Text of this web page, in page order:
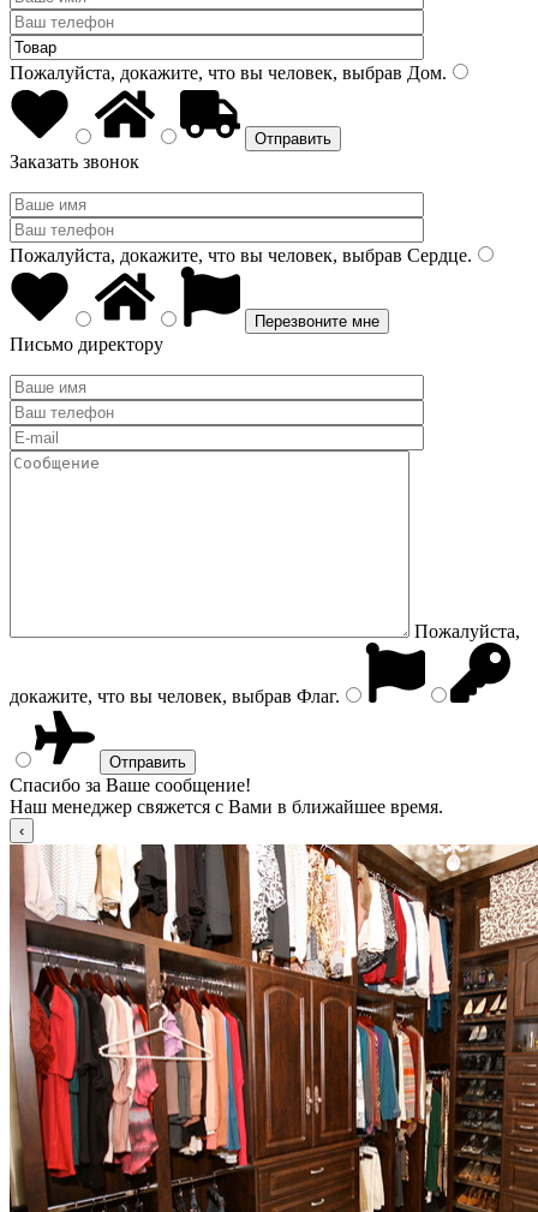
Пожалуйста, докажите, что вы человек, выбрав Дом.
Заказать звонок
Пожалуйста, докажите, что вы человек, выбрав Сердце.
Письмо директору
Пожалуйста,
докажите, что вы человек, выбрав Флаг.
Спасибо за Ваше сообщение!
Наш менеджер свяжется с Вами в ближайшее время.